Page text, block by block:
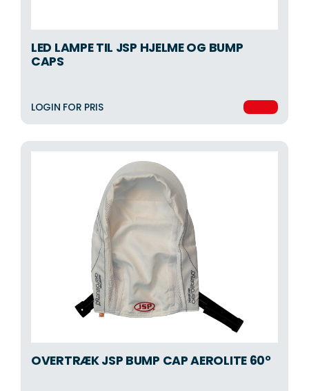
LED LAMPE TIL JSP HJELME OG BUMP
CAPS
LOGIN FOR PRIS
OVERTRÆK JSP BUMP CAP AEROLITE 60°